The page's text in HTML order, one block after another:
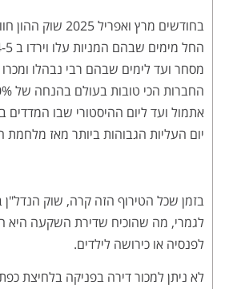
בחודשים מרץ ואפריל
מסחר ועד לימים שבהם רבי נבהלו
אתמול ועד ליום ההיסטורי שבו המדדים
יום העליות הגבוהות ביותר מאז מלחמת
בזמן שכל הטירוף הזה קרה, שוק הנדל"ן
לגמרי, מה שהוכיח שדירת השקעה
לפנסיה או כירושה לילדים.
לא ניתן למכור דירה בפניקה בלחיצת